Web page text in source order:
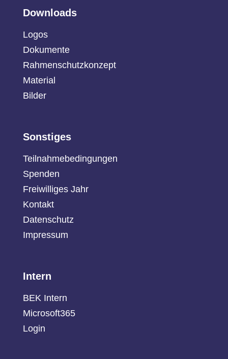
Downloads
Logos
Dokumente
Rahmenschutzkonzept
Material
Bilder
Sonstiges
Teilnahmebedingungen
Spenden
Freiwilliges Jahr
Kontakt
Datenschutz
Impressum
Intern
BEK Intern
Microsoft365
Login